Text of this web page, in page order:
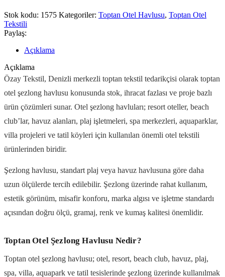
Stok kodu: 1575 Kategoriler: Toptan Otel Havlusu, Toptan Otel
Tekstili
Paylaş:
Açıklama
Açıklama
Özay Tekstil, Denizli merkezli toptan tekstil tedarikçisi olarak toptan
otel şezlong havlusu konusunda stok, ihracat fazlası ve proje bazlı
ürün çözümleri sunar. Otel şezlong havluları; resort oteller, beach
club’lar, havuz alanları, plaj işletmeleri, spa merkezleri, aquaparklar,
villa projeleri ve tatil köyleri için kullanılan önemli otel tekstili
ürünlerinden biridir.
Şezlong havlusu, standart plaj veya havuz havlusuna göre daha
uzun ölçülerde tercih edilebilir. Şezlong üzerinde rahat kullanım,
estetik görünüm, misafir konforu, marka algısı ve işletme standardı
açısından doğru ölçü, gramaj, renk ve kumaş kalitesi önemlidir.
Toptan Otel Şezlong Havlusu Nedir?
Toptan otel şezlong havlusu; otel, resort, beach club, havuz, plaj,
spa, villa, aquapark ve tatil tesislerinde şezlong üzerinde kullanılmak